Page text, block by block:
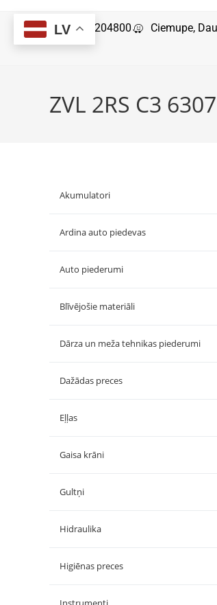
29204800 Ciemupe,
ZVL 2RS C3
Akumulatori
Ardina auto piedevas
Auto piederumi
Blīvējošie materiāli
Dārza un meža tehnikas piederumi
Dažādas preces
Eļļas
Gaisa krāni
Gultņi
Hidraulika
Higiēnas preces
LV